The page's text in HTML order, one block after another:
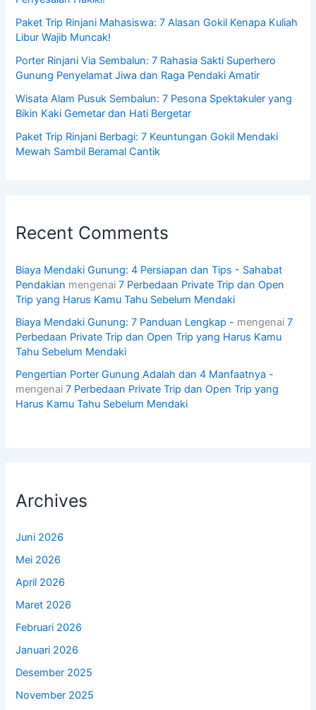
Paket Trip Rinjani Mahasiswa: 7 Alasan Gokil Kenapa Kuliah
Libur Wajib Muncak!
Porter Rinjani Via Sembalun: 7 Rahasia Sakti Superhero
Gunung Penyelamat Jiwa dan Raga Pendaki Amatir
Wisata Alam Pusuk Sembalun: 7 Pesona Spektakuler yang
Bikin Kaki Gemetar dan Hati Bergetar
Paket Trip Rinjani Berbagi: 7 Keuntungan Gokil Mendaki
Mewah Sambil Beramal Cantik
Recent Comments
Biaya Mendaki Gunung: 4 Persiapan dan Tips - Sahabat
Pendakian mengenai7 Perbedaan Private Trip dan Open
Trip yang Harus Kamu Tahu Sebelum Mendaki
Biaya Mendaki Gunung: 7 Panduan Lengkap - mengenai7
Perbedaan Private Trip dan Open Trip yang Harus Kamu
Tahu Sebelum Mendaki
Pengertian Porter Gunung Adalah dan 4 Manfaatnya -
mengenai7 Perbedaan Private Trip dan Open Trip yang
Harus Kamu Tahu Sebelum Mendaki
Archives
Juni 2026
Mei 2026
April 2026
Maret 2026
Februari 2026
Januari 2026
Desember 2025
November 2025